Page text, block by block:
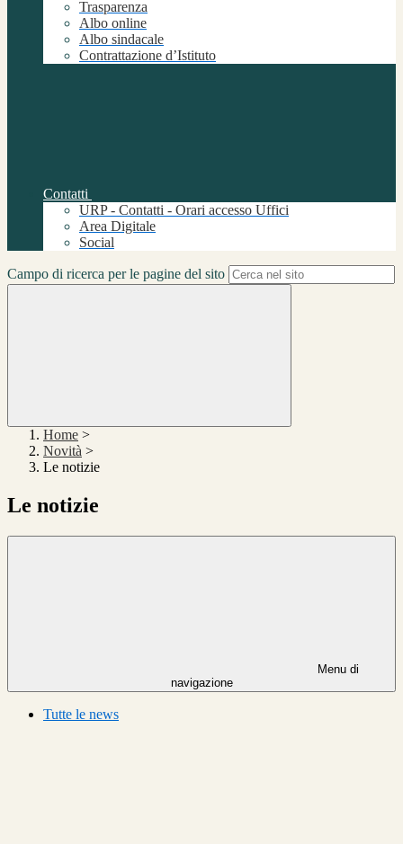
Trasparenza
Albo online
Albo sindacale
Contrattazione d’Istituto
Contatti
URP - Contatti - Orari accesso Uffici
Area Digitale
Social
Campo di ricerca per le pagine del sito
Home >
Novità >
Le notizie
Le notizie
Menu di
navigazione
Tutte le news